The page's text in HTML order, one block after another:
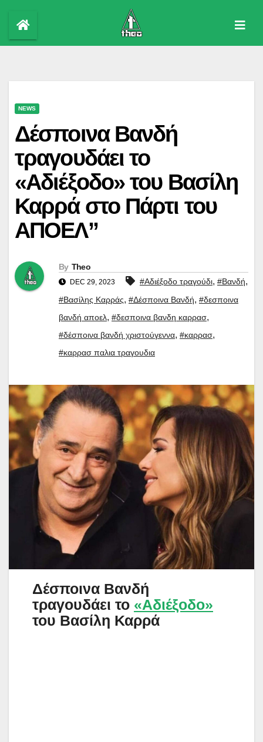
content
NEWS
Δέσποινα Βανδή
τραγουδάει το
«Αδιέξοδο» του Βασίλη
Καρρά στο Πάρτι του
ΑΠΟΕΛ”
By Theo
DEC 29, 2023 #Αδιέξοδο τραγούδι, #Βανδή,
#Βασίλης Καρράς, #Δέσποινα Βανδή, #δεσποινα
βανδή αποελ, #δεσποινα βανδη καρρασ,
#δέσποινα βανδή χριστούγεννα, #καρρασ,
#καρρασ παλια τραγουδια
Δέσποινα Βανδή
τραγουδάει το «Αδιέξοδο»
του Βασίλη Καρρά